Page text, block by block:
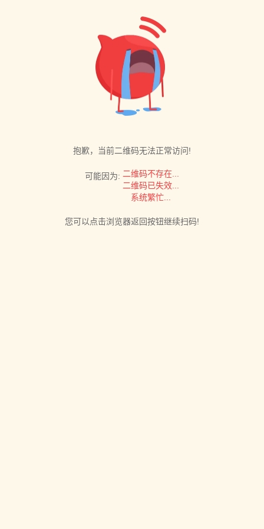
抱歉，当前二维码无法正常访问!
可能因为: 二维码不存在...
二维码已失效...
系统繁忙...
您可以点击浏览器返回按钮继续扫码!